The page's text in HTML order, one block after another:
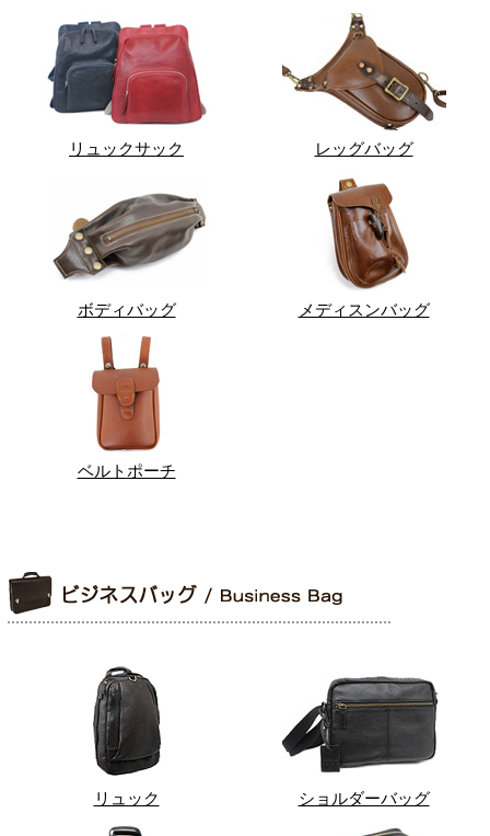
リュックサック レッグバッグ
ボディバッグ メディスンバッグ
ベルトポーチ
リュック ショルダーバッグ